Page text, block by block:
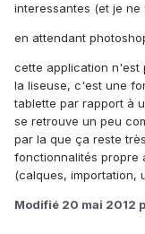
interessantes (et je ne
en attendant
cette application n'est
la liseuse, c'est une
tablette par rapport à
se retrouve un peu
par la que ça reste
fonctionnalités propre
(calques, importation,
Modifié 20 mai 2012